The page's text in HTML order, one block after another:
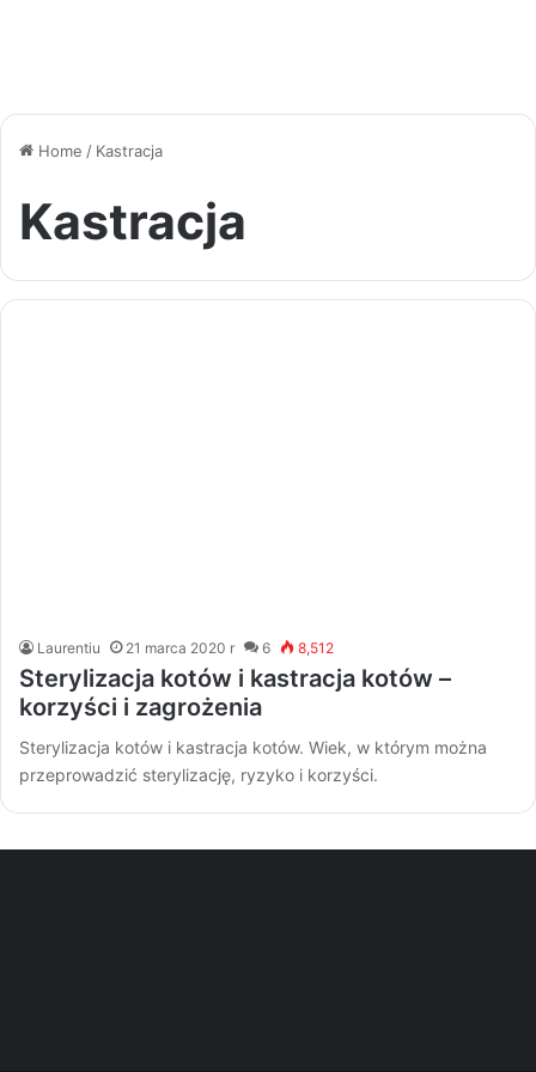
Home / Kastracja
Kastracja
Laurentiu 21 marca 2020 r 6 8,512
Sterylizacja kotów i kastracja kotów –
korzyści i zagrożenia
Sterylizacja kotów i kastracja kotów. Wiek, w którym można
przeprowadzić sterylizację, ryzyko i korzyści.